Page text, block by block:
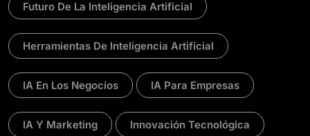
Futuro De La Inteligencia Artificial
Herramientas De Inteligencia Artificial
IA En Los Negocios IA Para Empresas
IA Y Marketing Innovación Tecnológica